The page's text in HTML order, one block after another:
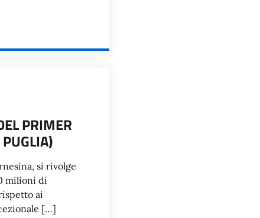
PRIMER
si rivolge
milioni di
ai
[…]